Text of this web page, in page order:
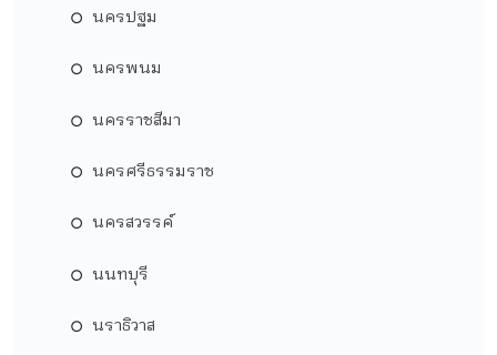
นครปฐม
นครพนม
นครราชสีมา
นครศรีธรรมราช
นครสวรรค์
นนทบุรี
นราธิวาส